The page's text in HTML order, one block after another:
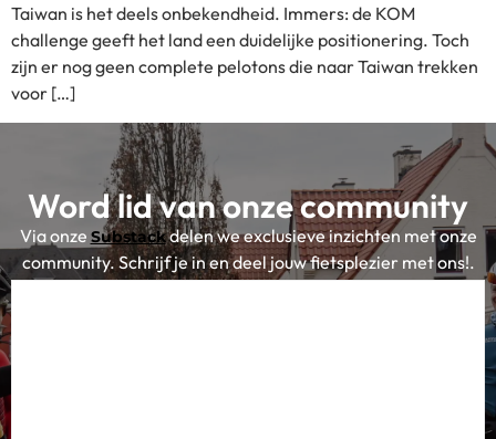
Taiwan is het deels onbekendheid. Immers: de KOM
challenge geeft het land een duidelijke positionering. Toch
zijn er nog geen complete pelotons die naar Taiwan trekken
voor […]
Word lid van onze community
Via onze Substackdelen we exclusieve inzichten met onze
community. Schrijf je in en deel jouw fietsplezier met ons!.